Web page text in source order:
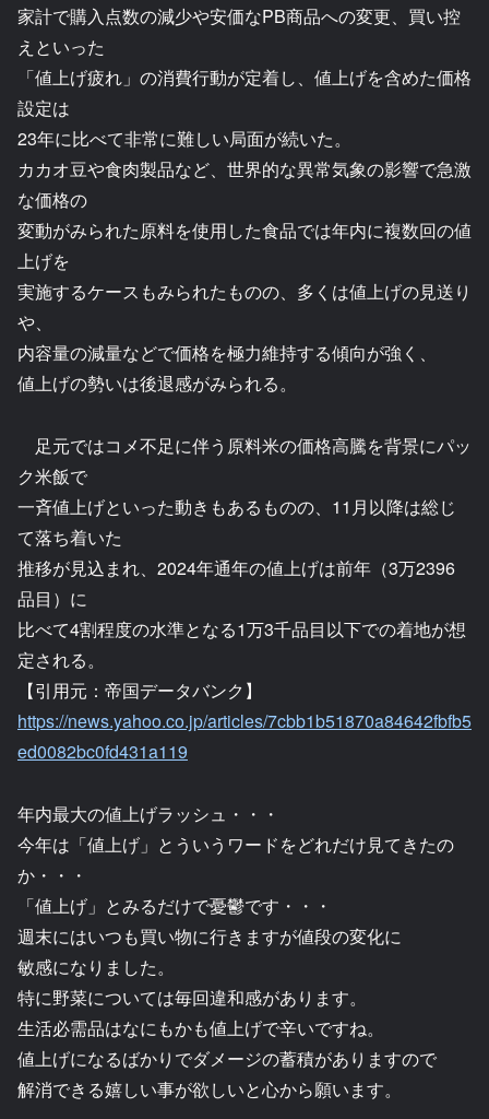
家計で購入点数の減少や安価なPB商品への変更、買い控
えといった
「値上げ疲れ」の消費行動が定着し、値上げを含めた価格
設定は
23年に比べて非常に難しい局面が続いた。
カカオ豆や食肉製品など、世界的な異常気象の影響で急激
な価格の
変動がみられた原料を使用した食品では年内に複数回の値
上げを
実施するケースもみられたものの、多くは値上げの見送り
や、
内容量の減量などで価格を極力維持する傾向が強く、
値上げの勢いは後退感がみられる。
足元ではコメ不足に伴う原料米の価格高騰を背景にパッ
ク米飯で
一斉値上げといった動きもあるものの、11月以降は総じ
て落ち着いた
推移が見込まれ、2024年通年の値上げは前年（3万2396
品目）に
比べて4割程度の水準となる1万3千品目以下での着地が想
定される。
【引用元：帝国データバンク】
https://news.yahoo.co.jp/articles/7cbb1b51870a84642fbfb5
ed0082bc0fd431a119
年内最大の値上げラッシュ・・・
今年は「値上げ」とういうワードをどれだけ見てきたの
か・・・
「値上げ」とみるだけで憂鬱です・・・
週末にはいつも買い物に行きますが値段の変化に
敏感になりました。
特に野菜については毎回違和感があります。
生活必需品はなにもかも値上げで辛いですね。
値上げになるばかりでダメージの蓄積がありますので
解消できる嬉しい事が欲しいと心から願います。